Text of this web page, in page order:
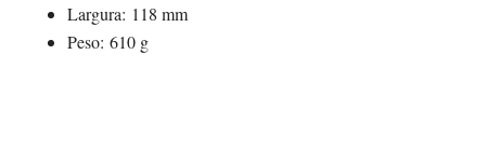
Largura: 118 mm
Peso: 610 g